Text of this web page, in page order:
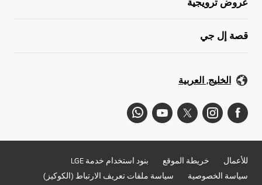
قصة إل جي
الخليج, العربية
للأعمال خريطة الموقع
بنود استخدام خدمة LGE
سياسة الخصوصية
سياسة ملفات تعريف الارتباط (الكوكيز)